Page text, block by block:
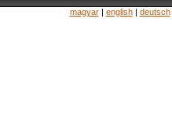
magyar| english| deutsch